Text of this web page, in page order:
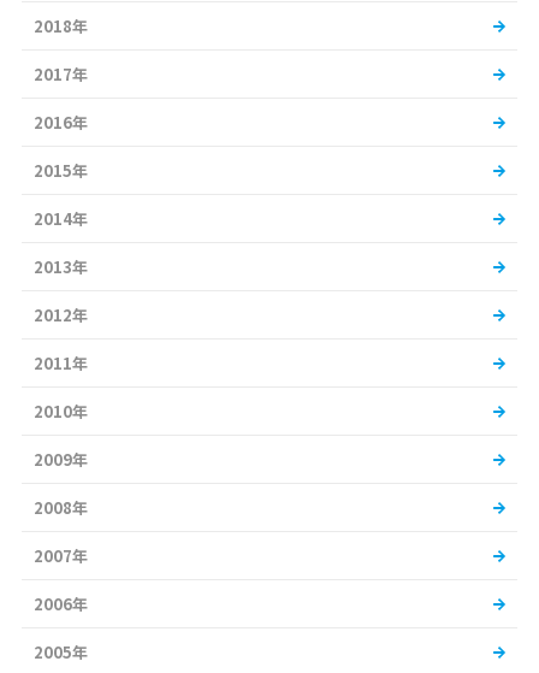
2018年
2017年
2016年
2015年
2014年
2013年
2012年
2011年
2010年
2009年
2008年
2007年
2006年
2005年